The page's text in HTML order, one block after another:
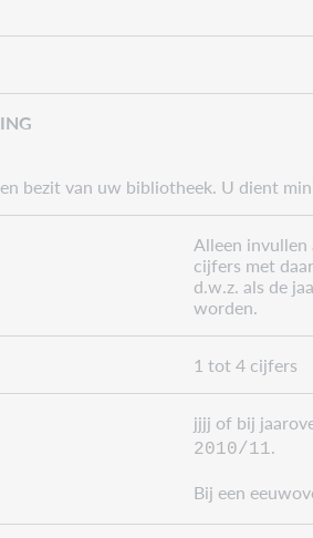
bezit van uw bibliotheek. U dient
Alleen invullen
cijfers met
d.w.z. als de
worden.
1 tot 4 cijfers
jjjj of bij
2010/11.
Bij een